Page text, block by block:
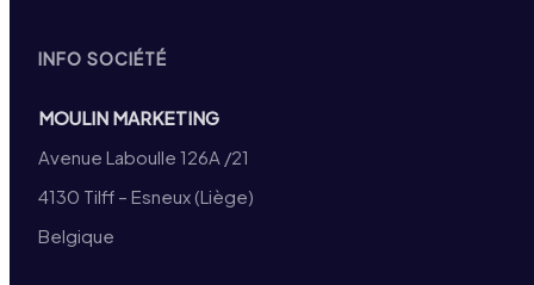
INFO SOCIÉTÉ
MOULIN MARKETING
Avenue Laboulle 126A /21
4130 Tilff – Esneux (Liège)
Belgique